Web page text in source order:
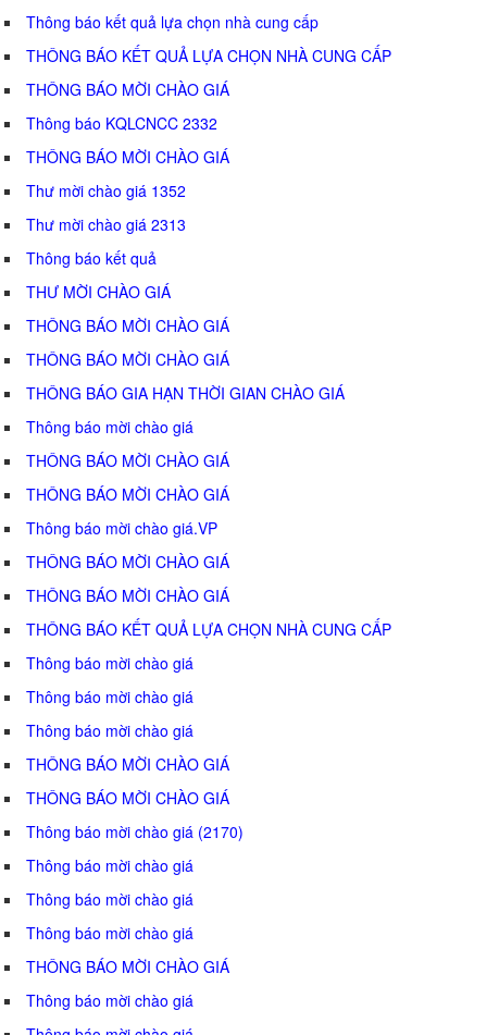
Thông báo kết quả lựa chọn nhà cung cấp
THÔNG BÁO KẾT QUẢ LỰA CHỌN NHÀ CUNG CẤP
THÔNG BÁO MỜI CHÀO GIÁ
Thông báo KQLCNCC 2332
THÔNG BÁO MỜI CHÀO GIÁ
Thư mời chào giá 1352
Thư mời chào giá 2313
Thông báo kết quả
THƯ MỜI CHÀO GIÁ
THÔNG BÁO MỜI CHÀO GIÁ
THÔNG BÁO MỜI CHÀO GIÁ
THÔNG BÁO GIA HẠN THỜI GIAN CHÀO GIÁ
Thông báo mời chào giá
THÔNG BÁO MỜI CHÀO GIÁ
THÔNG BÁO MỜI CHÀO GIÁ
Thông báo mời chào giá.VP
THÔNG BÁO MỜI CHÀO GIÁ
THÔNG BÁO MỜI CHÀO GIÁ
THÔNG BÁO KẾT QUẢ LỰA CHỌN NHÀ CUNG CẤP
Thông báo mời chào giá
Thông báo mời chào giá
Thông báo mời chào giá
THÔNG BÁO MỜI CHÀO GIÁ
THÔNG BÁO MỜI CHÀO GIÁ
Thông báo mời chào giá (2170)
Thông báo mời chào giá
Thông báo mời chào giá
Thông báo mời chào giá
THÔNG BÁO MỜI CHÀO GIÁ
Thông báo mời chào giá